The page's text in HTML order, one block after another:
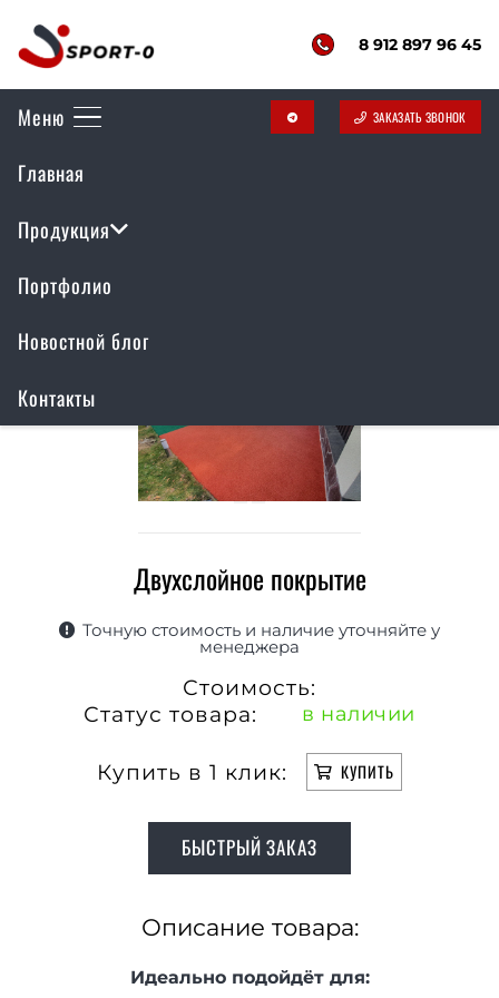
8 912 897 96 45
Меню
Главная
Продукция
Портфолио
Новостной блог
Контакты
telegram ЗАКАЗАТЬ ЗВОНОК
Резиновое покрытие
Двухслойное покрытие
Точную стоимость и наличие уточняйте у
менеджера
Стоимость:
Статус товара:
в наличии
Купить в 1 клик: КУПИТЬ
БЫСТРЫЙ ЗАКАЗ
Описание товара:
Идеально подойдёт для: